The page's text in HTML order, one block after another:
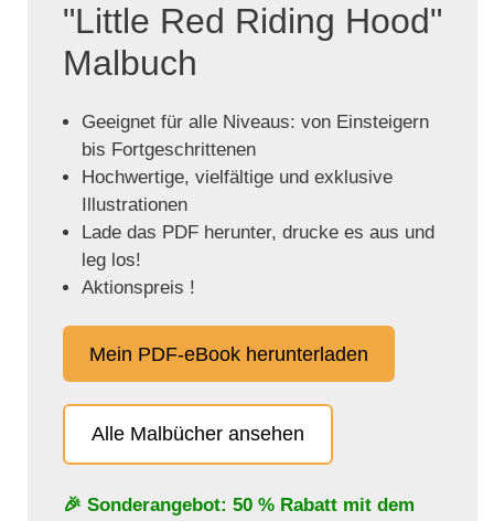
"Little Red Riding Hood"
Malbuch
Geeignet für alle Niveaus: von Einsteigern
bis Fortgeschrittenen
Hochwertige, vielfältige und exklusive
Illustrationen
Lade das PDF herunter, drucke es aus und
leg los!
Aktionspreis !
Mein PDF-eBook herunterladen
Alle Malbücher ansehen
🎉 Sonderangebot: 50 % Rabatt mit dem